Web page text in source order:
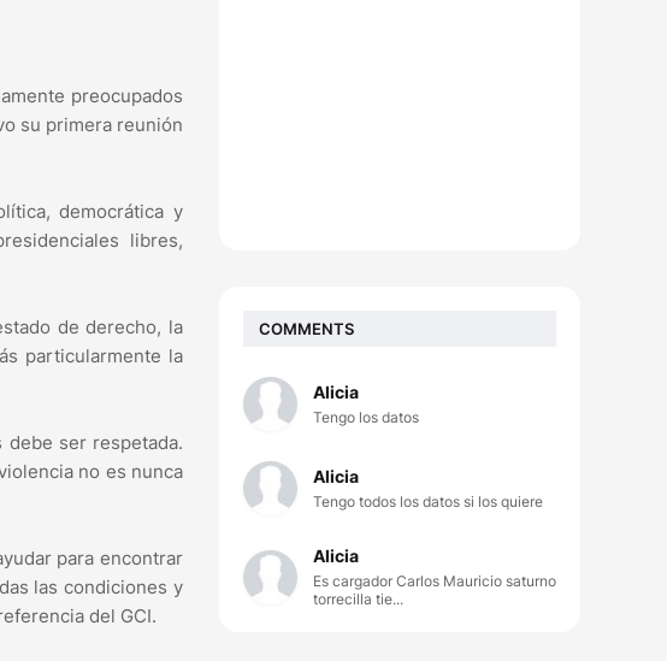
preocupados
su primera reunión
democrática y
libres,
de derecho, la
particularmente la
debe ser respetada.
no es nunca
para encontrar
las condiciones y
del GCI.
COMMENTS
Alicia
Tengo los datos
Alicia
Tengo todos los datos si los quiere
Alicia
Es cargador Carlos Mauricio saturno
torrecilla tie...